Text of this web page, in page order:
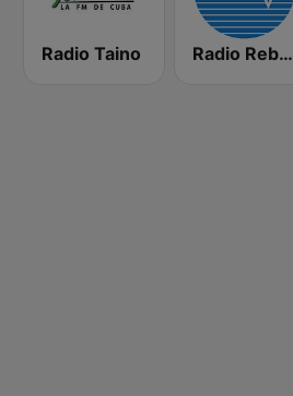
Radio Taino Radio Rebelde FM